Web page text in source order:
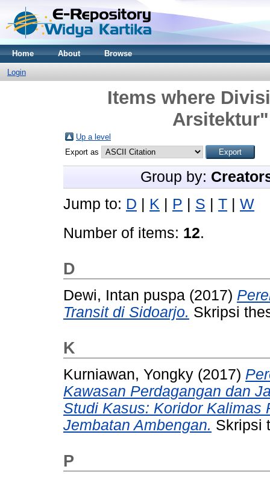
Home About Browse
Login
Items where
Arsitektur"
Up a level
Export as
Group by:
Jump to: D K P S T
W
Number of items: 12.
D
Dewi, Intan puspa (2017)
Transit di Sidoarjo. Skripsi
K
Kurniawan, Yongky (2017)
Kawasan Perdagangan dan
Studi Kasus: Koridor Kalimas
Jembatan Ambengan. Skripsi
P